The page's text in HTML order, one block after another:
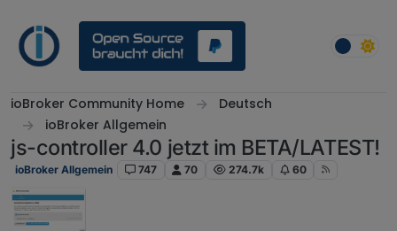
ioBroker Community Home
Deutsch
ioBroker Allgemein
js-controller 4.0 jetzt im BETA/LATEST!
ioBroker Allgemein 747 70 274.7k 60